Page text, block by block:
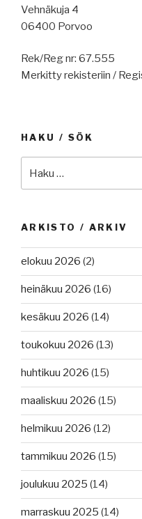
Vehnäkuja 4
06400 Porvoo
Rek/Reg nr: 67.555
Merkitty rekisteriin /
HAKU / SÖK
ARKISTO / ARKIV
elokuu 2026 (2)
heinäkuu 2026 (16)
kesäkuu 2026 (14)
toukokuu 2026 (13)
huhtikuu 2026 (15)
maaliskuu 2026 (15)
helmikuu 2026 (12)
tammikuu 2026 (15)
joulukuu 2025 (14)
marraskuu 2025 (14)